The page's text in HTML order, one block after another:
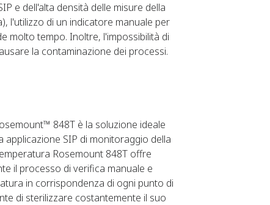
e dell'alta densità delle misure della
l'utilizzo di un indicatore manuale per
molto tempo. Inoltre, l'impossibilità di
la contaminazione dei processi.
848T è la soluzione ideale
SIP di monitoraggio della
Rosemount 848T offre
il processo di verifica manuale e
in corrispondenza di ogni punto di
di sterilizzare costantemente il suo